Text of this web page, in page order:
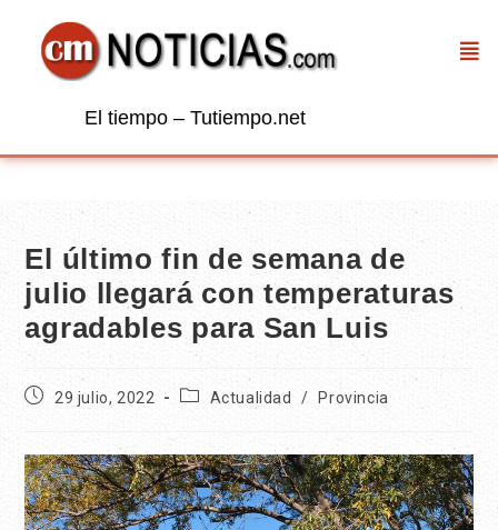
El tiempo – Tutiempo.net
El último fin de semana de
julio llegará con temperaturas
agradables para San Luis
29 julio, 2022 Actualidad / Provincia